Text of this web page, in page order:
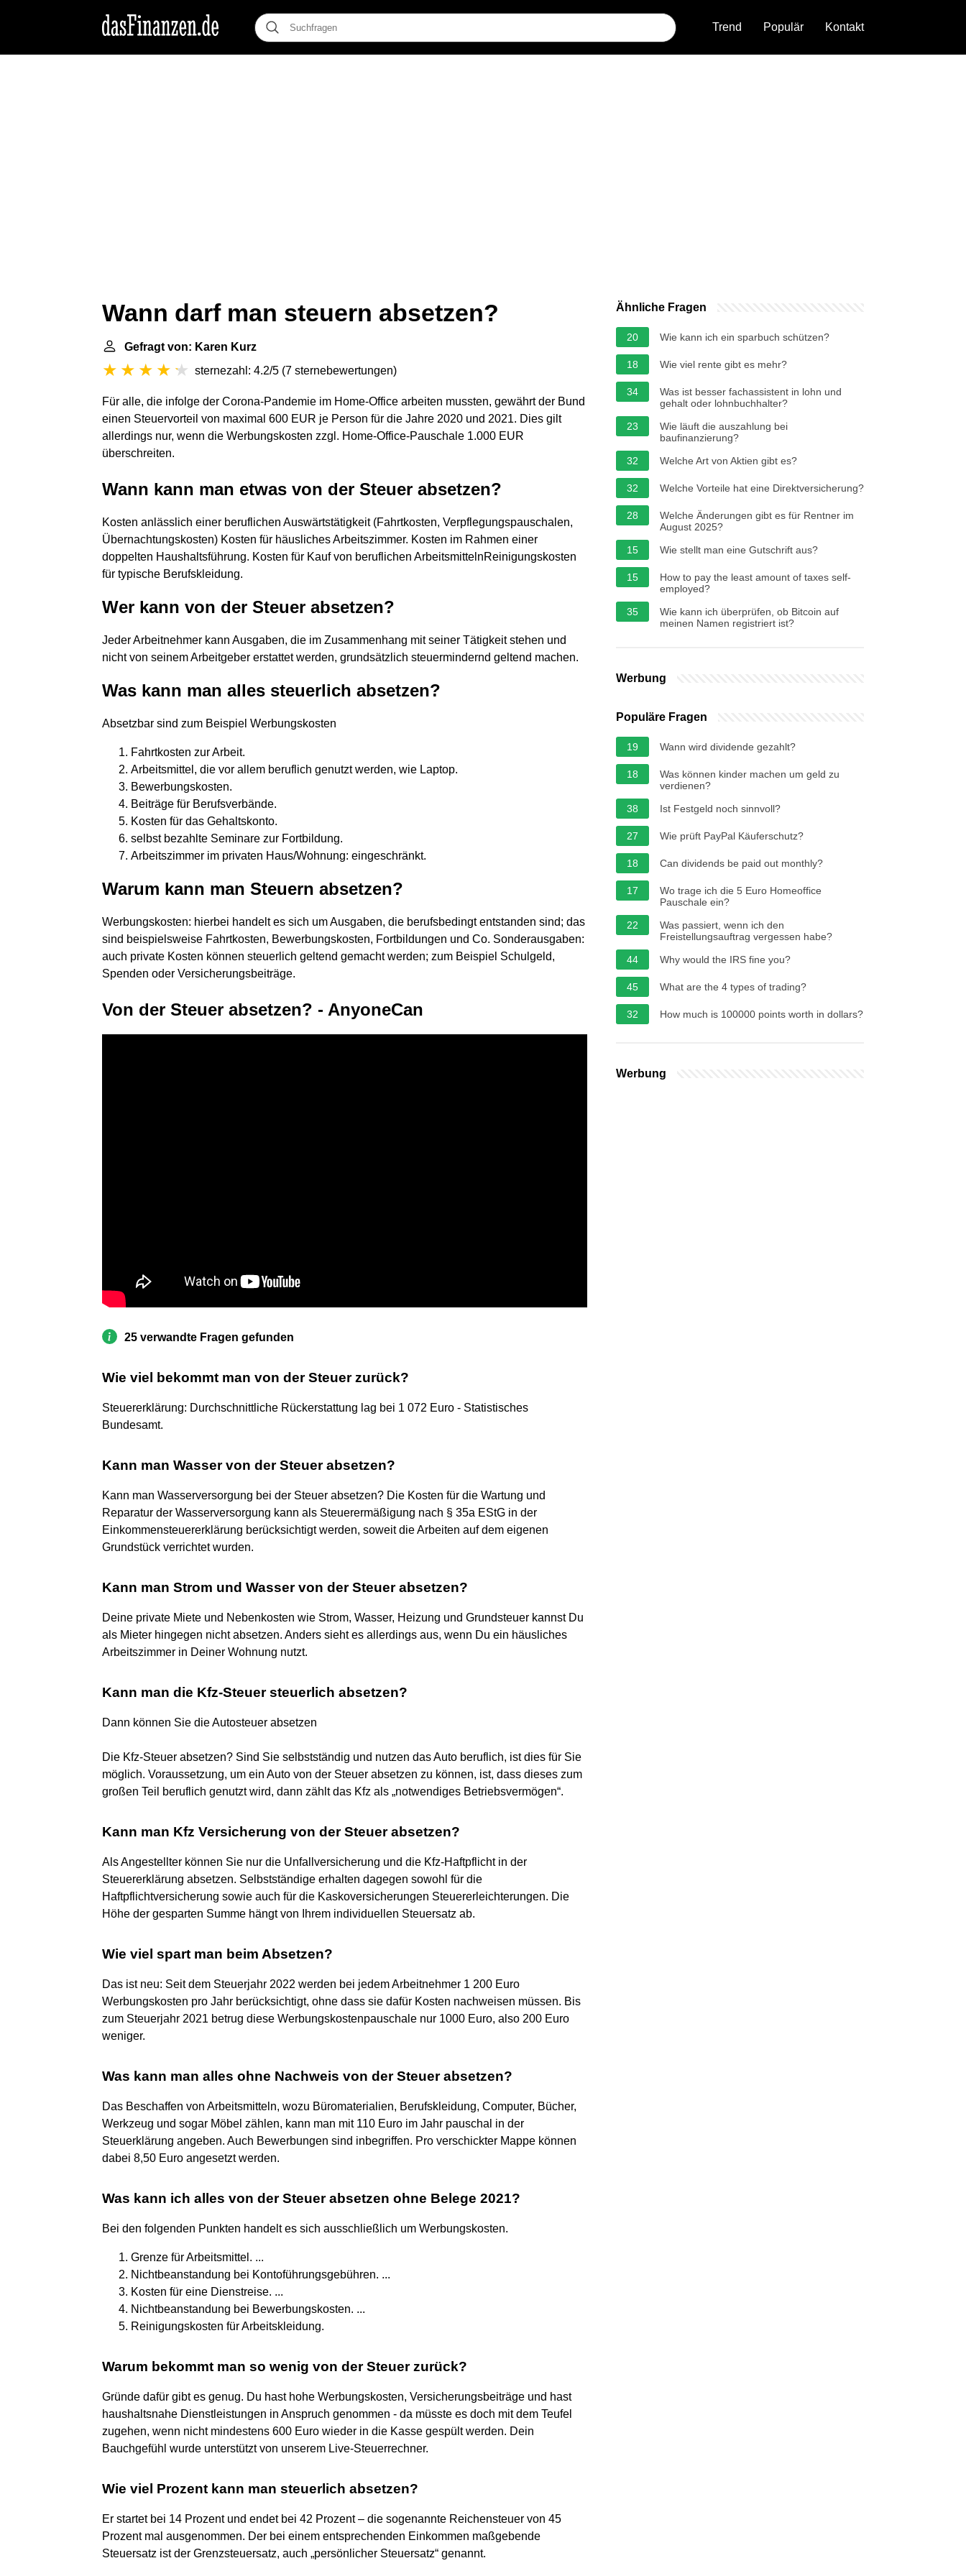
Trend Populär Kontakt
Wann darf man steuern absetzen?
Gefragt von: Karen Kurz
sternezahl: 4.2/5 (7 sternebewertungen)
Für alle, die infolge der Corona-Pandemie im Home-Office arbeiten mussten, gewährt der Bund
einen Steuervorteil von maximal 600 EUR je Person für die Jahre 2020 und 2021. Dies gilt
allerdings nur, wenn die Werbungskosten zzgl. Home-Office-Pauschale 1.000 EUR
überschreiten.
Wann kann man etwas von der Steuer absetzen?
Kosten anlässlich einer beruflichen Auswärtstätigkeit (Fahrtkosten, Verpflegungspauschalen,
Übernachtungskosten) Kosten für häusliches Arbeitszimmer. Kosten im Rahmen einer
doppelten Haushaltsführung. Kosten für Kauf von beruflichen ArbeitsmittelnReinigungskosten
für typische Berufskleidung.
Wer kann von der Steuer absetzen?
Jeder Arbeitnehmer kann Ausgaben, die im Zusammenhang mit seiner Tätigkeit stehen und
nicht von seinem Arbeitgeber erstattet werden, grundsätzlich steuermindernd geltend machen.
Was kann man alles steuerlich absetzen?
Absetzbar sind zum Beispiel Werbungskosten
Fahrtkosten zur Arbeit.
Arbeitsmittel, die vor allem beruflich genutzt werden, wie Laptop.
Bewerbungskosten.
Beiträge für Berufsverbände.
Kosten für das Gehaltskonto.
selbst bezahlte Seminare zur Fortbildung.
Arbeitszimmer im privaten Haus/Wohnung: eingeschränkt.
Warum kann man Steuern absetzen?
Werbungskosten: hierbei handelt es sich um Ausgaben, die berufsbedingt entstanden sind; das
sind beispielsweise Fahrtkosten, Bewerbungskosten, Fortbildungen und Co. Sonderausgaben:
auch private Kosten können steuerlich geltend gemacht werden; zum Beispiel Schulgeld,
Spenden oder Versicherungsbeiträge.
Von der Steuer absetzen? - AnyoneCan
25 verwandte Fragen gefunden
Wie viel bekommt man von der Steuer zurück?
Steuererklärung: Durchschnittliche Rückerstattung lag bei 1 072 Euro - Statistisches
Bundesamt.
Kann man Wasser von der Steuer absetzen?
Kann man Wasserversorgung bei der Steuer absetzen? Die Kosten für die Wartung und
Reparatur der Wasserversorgung kann als Steuerermäßigung nach § 35a EStG in der
Einkommensteuererklärung berücksichtigt werden, soweit die Arbeiten auf dem eigenen
Grundstück verrichtet wurden.
Kann man Strom und Wasser von der Steuer absetzen?
Deine private Miete und Nebenkosten wie Strom, Wasser, Heizung und Grundsteuer kannst Du
als Mieter hingegen nicht absetzen. Anders sieht es allerdings aus, wenn Du ein häusliches
Arbeitszimmer in Deiner Wohnung nutzt.
Kann man die Kfz-Steuer steuerlich absetzen?
Dann können Sie die Autosteuer absetzen
Die Kfz-Steuer absetzen? Sind Sie selbstständig und nutzen das Auto beruflich, ist dies für Sie
möglich. Voraussetzung, um ein Auto von der Steuer absetzen zu können, ist, dass dieses zum
großen Teil beruflich genutzt wird, dann zählt das Kfz als „notwendiges Betriebsvermögen“.
Kann man Kfz Versicherung von der Steuer absetzen?
Als Angestellter können Sie nur die Unfallversicherung und die Kfz-Haftpflicht in der
Steuererklärung absetzen. Selbstständige erhalten dagegen sowohl für die
Haftpflichtversicherung sowie auch für die Kaskoversicherungen Steuererleichterungen. Die
Höhe der gesparten Summe hängt von Ihrem individuellen Steuersatz ab.
Wie viel spart man beim Absetzen?
Das ist neu: Seit dem Steuerjahr 2022 werden bei jedem Arbeitnehmer 1 200 Euro
Werbungskosten pro Jahr berücksichtigt, ohne dass sie dafür Kosten nachweisen müssen. Bis
zum Steuerjahr 2021 betrug diese Werbungskostenpauschale nur 1000 Euro, also 200 Euro
weniger.
Was kann man alles ohne Nachweis von der Steuer absetzen?
Das Beschaffen von Arbeitsmitteln, wozu Büromaterialien, Berufskleidung, Computer, Bücher,
Werkzeug und sogar Möbel zählen, kann man mit 110 Euro im Jahr pauschal in der
Steuerklärung angeben. Auch Bewerbungen sind inbegriffen. Pro verschickter Mappe können
dabei 8,50 Euro angesetzt werden.
Was kann ich alles von der Steuer absetzen ohne Belege 2021?
Bei den folgenden Punkten handelt es sich ausschließlich um Werbungskosten.
Grenze für Arbeitsmittel. ...
Nichtbeanstandung bei Kontoführungsgebühren. ...
Kosten für eine Dienstreise. ...
Nichtbeanstandung bei Bewerbungskosten. ...
Reinigungskosten für Arbeitskleidung.
Warum bekommt man so wenig von der Steuer zurück?
Gründe dafür gibt es genug. Du hast hohe Werbungskosten, Versicherungsbeiträge und hast
haushaltsnahe Dienstleistungen in Anspruch genommen - da müsste es doch mit dem Teufel
zugehen, wenn nicht mindestens 600 Euro wieder in die Kasse gespült werden. Dein
Bauchgefühl wurde unterstützt von unserem Live-Steuerrechner.
Wie viel Prozent kann man steuerlich absetzen?
Er startet bei 14 Prozent und endet bei 42 Prozent – die sogenannte Reichensteuer von 45
Prozent mal ausgenommen. Der bei einem entsprechenden Einkommen maßgebende
Steuersatz ist der Grenzsteuersatz, auch „persönlicher Steuersatz“ genannt.
Ähnliche Fragen
20 Wie kann ich ein sparbuch schützen?
18 Wie viel rente gibt es mehr?
34
Was ist besser fachassistent in lohn und
gehalt oder lohnbuchhalter?
23
Wie läuft die auszahlung bei
baufinanzierung?
32
Welche Art von Aktien gibt es?
32 Welche Vorteile hat eine Direktversicherung?
28
Welche Änderungen gibt es für Rentner im
August 2025?
15
Wie stellt man eine Gutschrift aus?
15
How to pay the least amount of taxes self-
employed?
35
Wie kann ich überprüfen, ob Bitcoin auf
meinen Namen registriert ist?
Werbung
Populäre Fragen
19 Wann wird dividende gezahlt?
18
Was können kinder machen um geld zu
verdienen?
38
Ist Festgeld noch sinnvoll?
27 Wie prüft PayPal Käuferschutz?
18 Can dividends be paid out monthly?
17
Wo trage ich die 5 Euro Homeoffice
Pauschale ein?
22
Was passiert, wenn ich den
Freistellungsauftrag vergessen habe?
44
Why would the IRS fine you?
45 What are the 4 types of trading?
32 How much is 100000 points worth in dollars?
Werbung